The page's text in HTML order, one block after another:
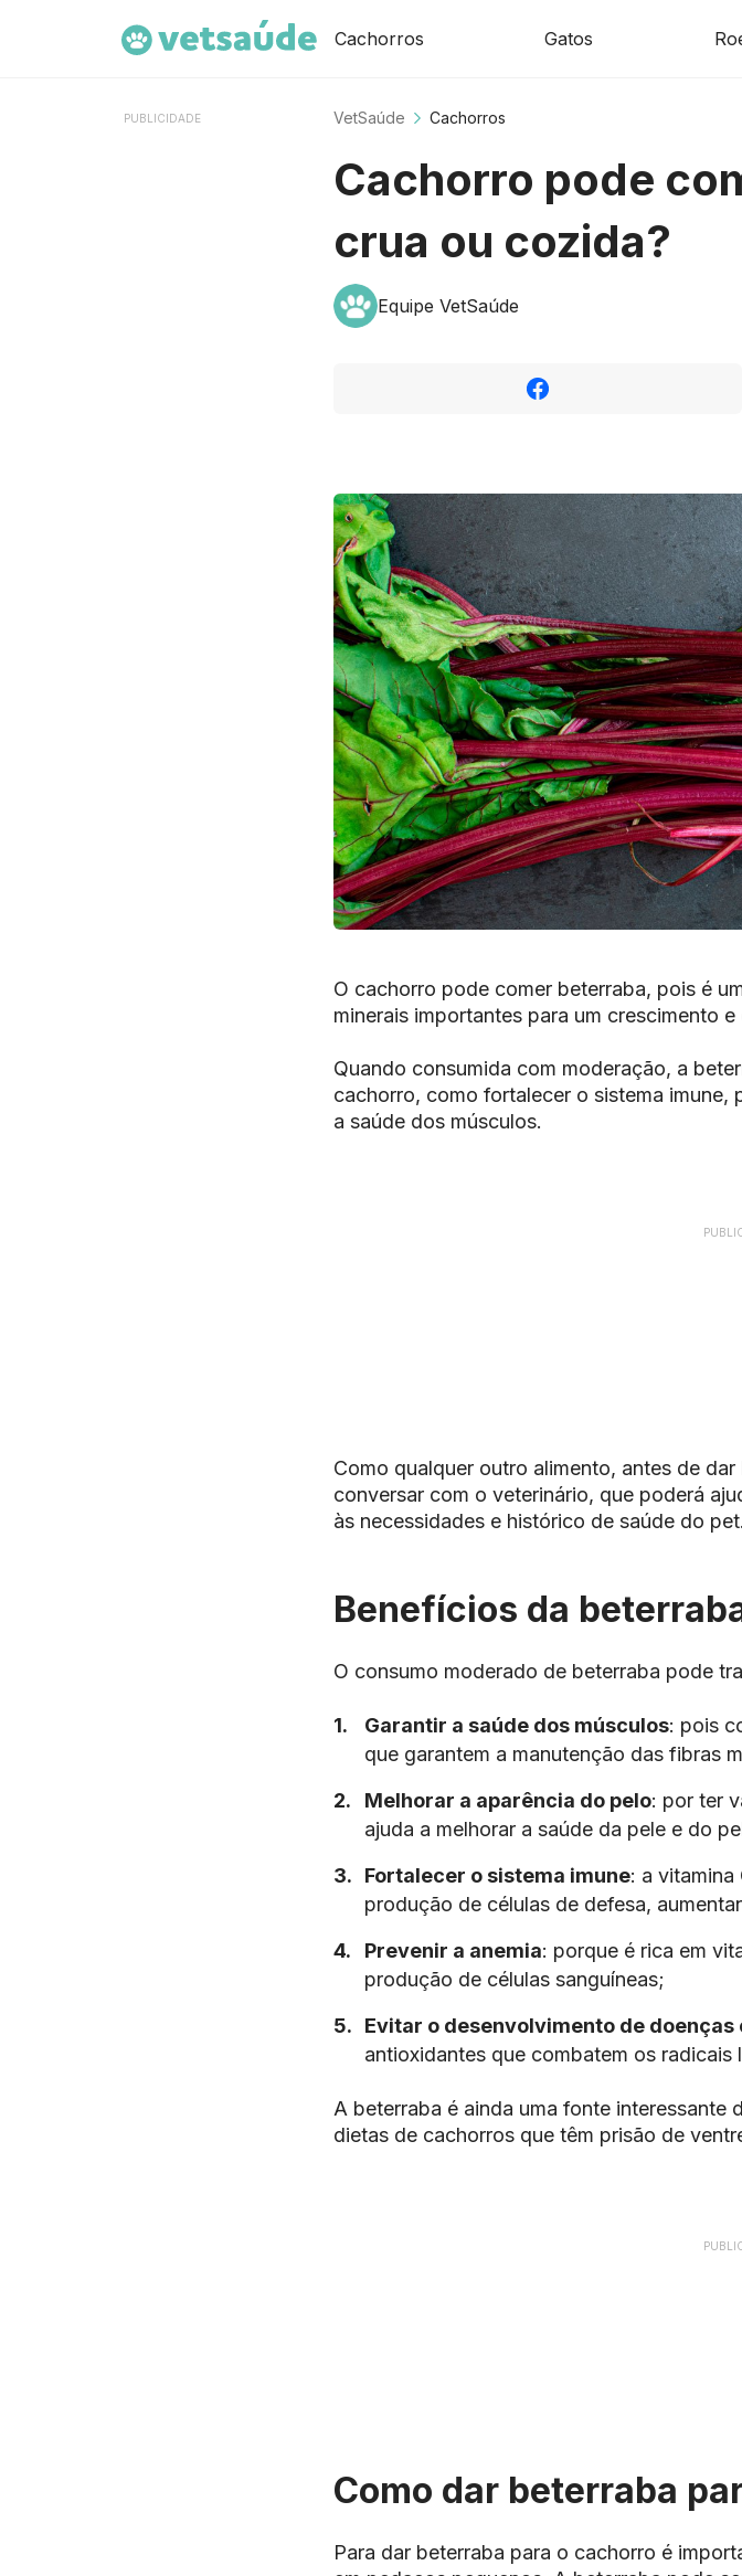
Cachorros Gatos
PUBLICIDADE VetSaúde Cachorros
Cachorro pode
crua ou cozida?
Equipe VetSaúde
O cachorro pode comer beterraba, pois é
minerais importantes para um crescimento
Quando consumida com moderação, a
cachorro, como fortalecer o sistema imune,
a saúde dos músculos.
Como qualquer outro alimento, antes de
conversar com o veterinário, que poderá
às necessidades e histórico de saúde do pet.
Benefícios da
O consumo moderado de beterraba pode
Garantir a saúde dos músculos: pois
que garantem a manutenção das fibras
Melhorar a aparência do pelo: por ter
ajuda a melhorar a saúde da pele e do
Fortalecer o sistema imune: a vitamina
produção de células de defesa,
Prevenir a anemia: porque é rica em
produção de células sanguíneas;
Evitar o desenvolvimento de doenças
antioxidantes que combatem os
A beterraba é ainda uma fonte interessante
dietas de cachorros que têm prisão de
Como dar beterraba
Para dar beterraba para o cachorro é